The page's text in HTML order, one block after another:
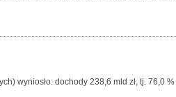
dochody 238,6 mld zł, tj. 76,0